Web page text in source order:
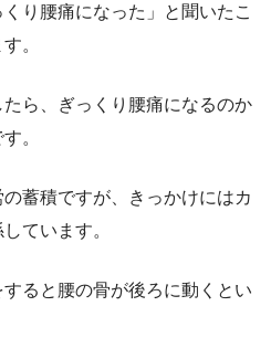
り腰痛になった」と聞いたこ
。
ら、ぎっくり腰痛になるのか
。
蓄積ですが、きっかけにはカ
ています。
ると腰の骨が後ろに動くとい